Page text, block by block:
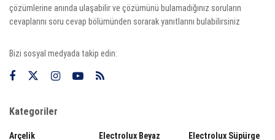
çözümlerine anında ulaşabilir ve çözümünü bulamadığınız soruların
cevaplarını soru cevap bölümünden sorarak yanıtlarını bulabilirsiniz
Bizi sosyal medyada takip edin:
Kategoriler
Arçelik Electrolux Beyaz Electrolux Süpürge